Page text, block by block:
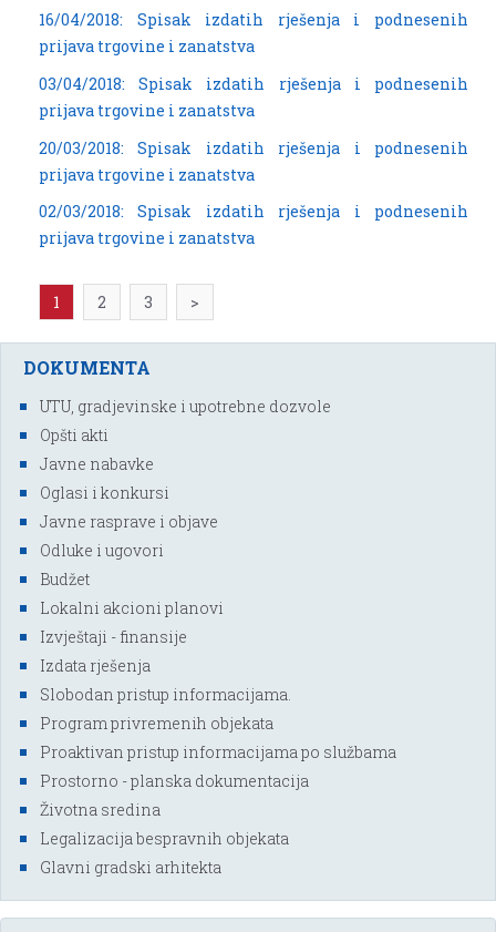
16/04/2018: Spisak izdatih rješenja i podnesenih
prijava trgovine i zanatstva
03/04/2018: Spisak izdatih rješenja i podnesenih
prijava trgovine i zanatstva
20/03/2018: Spisak izdatih rješenja i podnesenih
prijava trgovine i zanatstva
02/03/2018: Spisak izdatih rješenja i podnesenih
prijava trgovine i zanatstva
1 2 3 >
DOKUMENTA
UTU, gradjevinske i upotrebne dozvole
Opšti akti
Javne nabavke
Oglasi i konkursi
Javne rasprave i objave
Odluke i ugovori
Budžet
Lokalni akcioni planovi
Izvještaji - finansije
Izdata rješenja
Slobodan pristup informacijama.
Program privremenih objekata
Proaktivan pristup informacijama po službama
Prostorno - planska dokumentacija
Životna sredina
Legalizacija bespravnih objekata
Glavni gradski arhitekta